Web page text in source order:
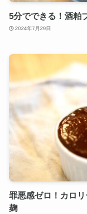
5分でできる！酒粕
2024年7月29日
罪悪感ゼロ！カロ
麹